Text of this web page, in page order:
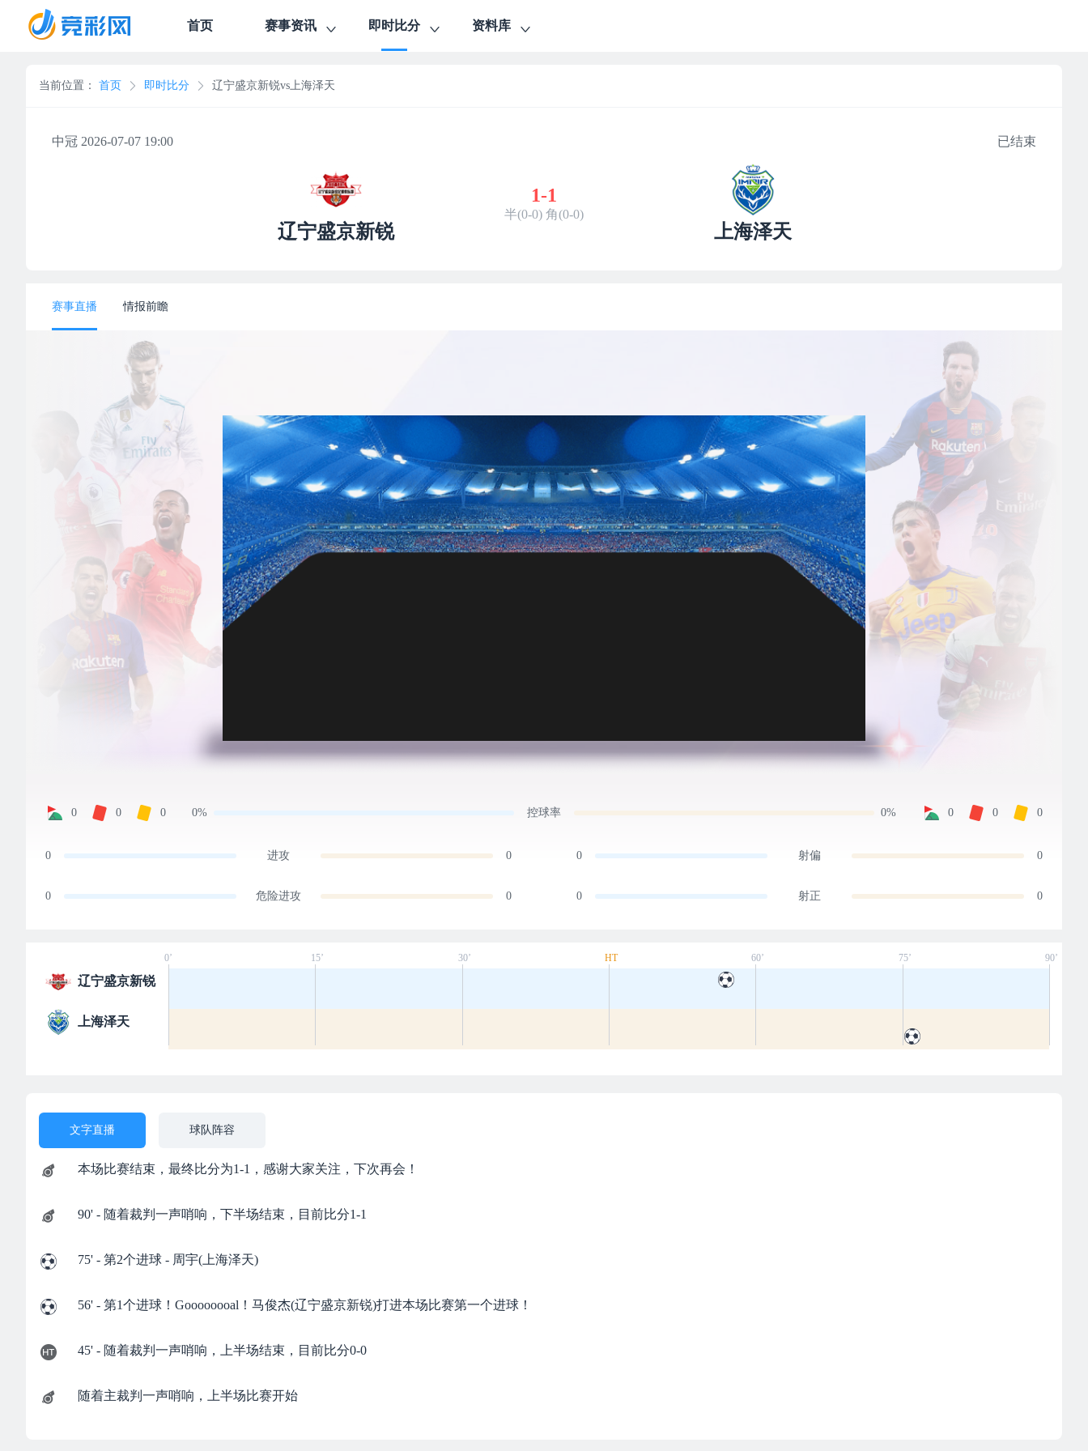
首页 赛事资讯 即时比分 资料库
当前位置： 首页 即时比分 辽宁盛京新锐vs上海泽天
中冠 2026-07-07 19:00 已结束
辽宁盛京新锐
1-1
半(0-0) 角(0-0)
上海泽天
赛事直播 情报前瞻
0 0 0 0% 控球率 0% 0 0 0
0 进攻 0
0 危险进攻 0
0 射偏 0
0 射正 0
辽宁盛京新锐
上海泽天
0’ 15’ 30’ HT 60’ 75’ 90’
文字直播 球队阵容
本场比赛结束，最终比分为1-1，感谢大家关注，下次再会！
90' - 随着裁判一声哨响，下半场结束，目前比分1-1
75' - 第2个进球 - 周宇(上海泽天)
56' - 第1个进球！Goooooooal！马俊杰(辽宁盛京新锐)打进本场比赛第一个进球！
45' - 随着裁判一声哨响，上半场结束，目前比分0-0
随着主裁判一声哨响，上半场比赛开始